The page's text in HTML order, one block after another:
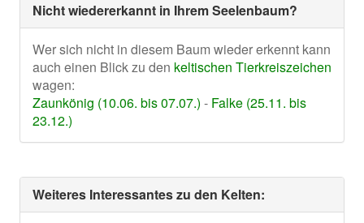
Nicht wiedererkannt in Ihrem Seelenbaum?
Wer sich nicht in diesem Baum wieder erkennt kann
auch einen Blick zu den keltischen Tierkreiszeichen
wagen:
Zaunkönig (10.06. bis 07.07.) - Falke (25.11. bis
23.12.)
Weiteres Interessantes zu den Kelten: